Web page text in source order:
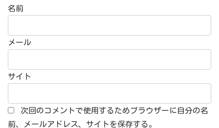
名前
メール
サイト
次回のコメントで使用するためブラウザーに自分の名
前、メールアドレス、サイトを保存する。